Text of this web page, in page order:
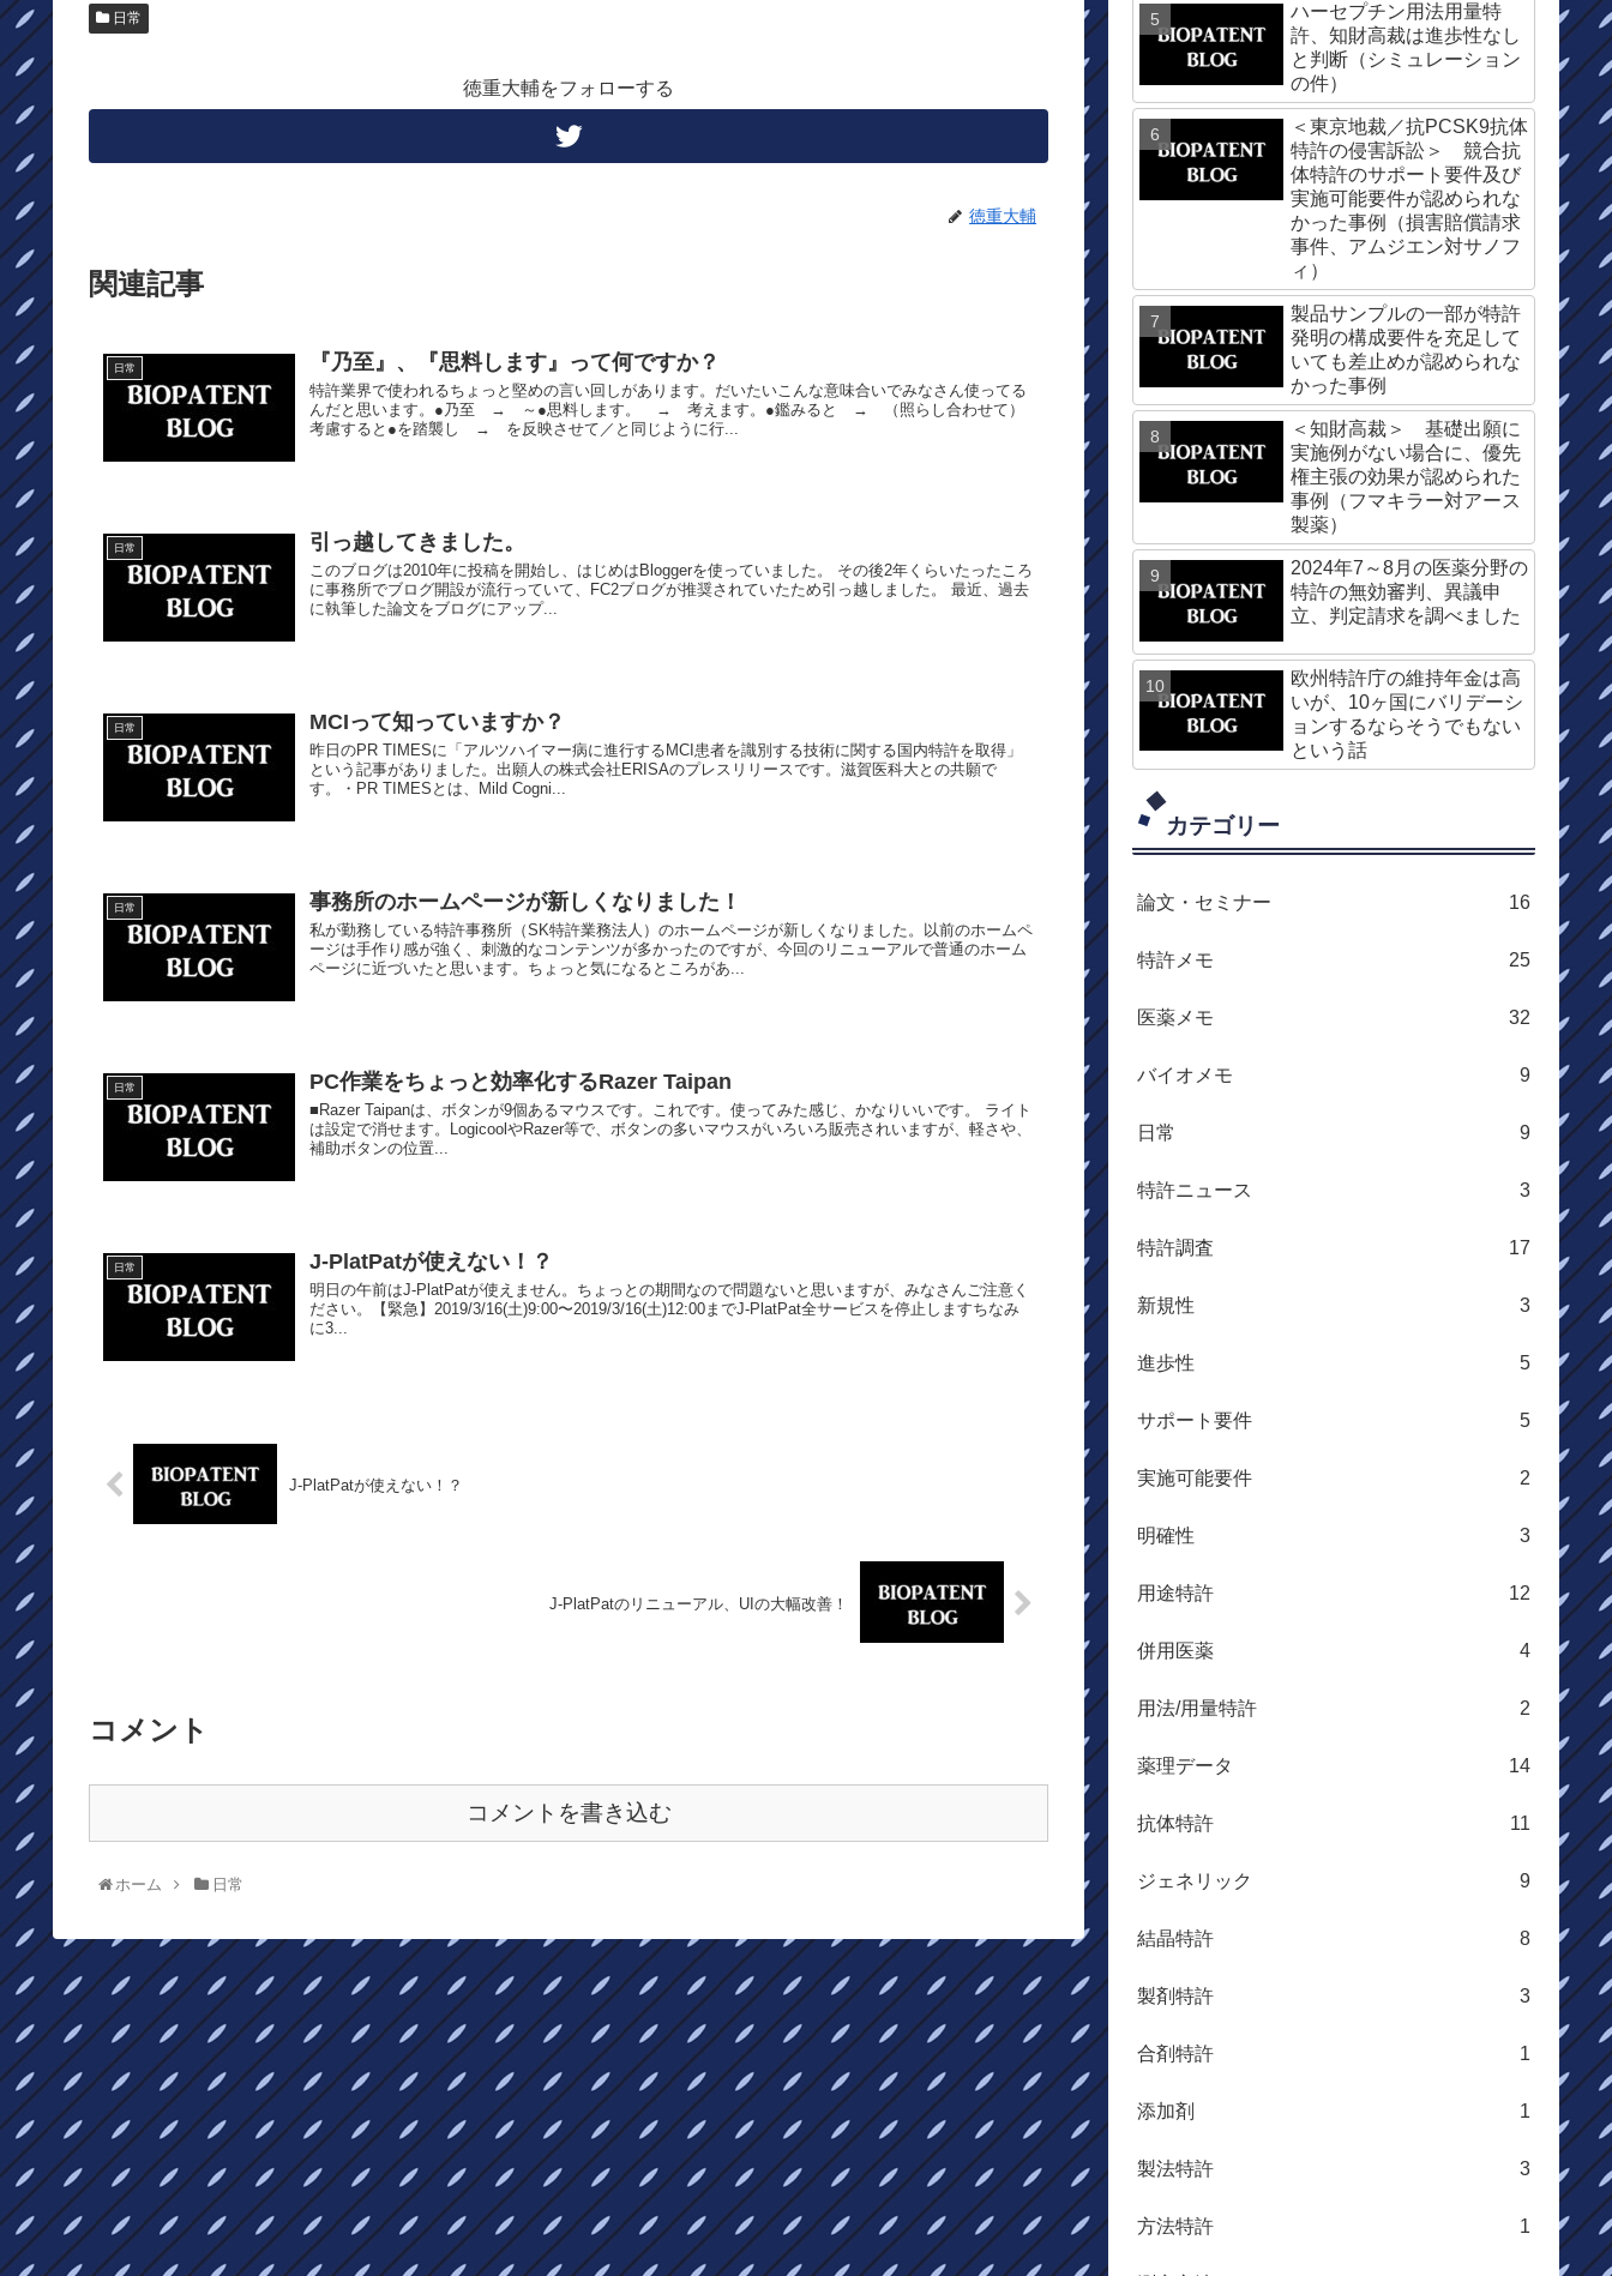
日常
徳重大輔をフォローする
徳重大輔
関連記事
日常 『乃至』、『思料します』って何ですか？
特許業界で使われるちょっと堅めの言い回しがあります。だいたいこんな意味合いでみなさん使ってる
んだと思います。●乃至 → ～●思料します。 → 考えます。●鑑みると → （照らし合わせて）
考慮すると●を踏襲し → を反映させて／と同じように行...
日常 引っ越してきました。
このブログは2010年に投稿を開始し、はじめはBloggerを使っていました。 その後2年くらいたったころ
に事務所でブログ開設が流行っていて、FC2ブログが推奨されていたため引っ越しました。 最近、過去
に執筆した論文をブログにアップ...
日常 MCIって知っていますか？
昨日のPR TIMESに「アルツハイマー病に進行するMCI患者を識別する技術に関する国内特許を取得」
という記事がありました。出願人の株式会社ERISAのプレスリリースです。滋賀医科大との共願で
す。・PR TIMESとは、Mild Cogni...
日常 事務所のホームページが新しくなりました！
私が勤務している特許事務所（SK特許業務法人）のホームページが新しくなりました。以前のホームペ
ージは手作り感が強く、刺激的なコンテンツが多かったのですが、今回のリニューアルで普通のホーム
ページに近づいたと思います。ちょっと気になるところがあ...
日常 PC作業をちょっと効率化するRazer Taipan
■Razer Taipanは、ボタンが9個あるマウスです。これです。使ってみた感じ、かなりいいです。 ライト
は設定で消せます。LogicoolやRazer等で、ボタンの多いマウスがいろいろ販売されいますが、軽さや、
補助ボタンの位置...
日常 J-PlatPatが使えない！？
明日の午前はJ-PlatPatが使えません。ちょっとの期間なので問題ないと思いますが、みなさんご注意く
ださい。【緊急】2019/3/16(土)9:00〜2019/3/16(土)12:00までJ-PlatPat全サービスを停止しますちなみ
に3...
J-PlatPatが使えない！？
J-PlatPatのリニューアル、UIの大幅改善！
コメント
コメントを書き込む
ホーム 日常
ハーセプチン用法用量特
許、知財高裁は進歩性なし
と判断（シミュレーション
の件）
＜東京地裁／抗PCSK9抗体
特許の侵害訴訟＞ 競合抗
体特許のサポート要件及び
実施可能要件が認められな
かった事例（損害賠償請求
事件、アムジエン対サノフ
ィ）
製品サンプルの一部が特許
発明の構成要件を充足して
いても差止めが認められな
かった事例
＜知財高裁＞ 基礎出願に
実施例がない場合に、優先
権主張の効果が認められた
事例（フマキラー対アース
製薬）
2024年7～8月の医薬分野の
特許の無効審判、異議申
立、判定請求を調べました
欧州特許庁の維持年金は高
いが、10ヶ国にバリデーシ
ョンするならそうでもない
という話
カテゴリー
論文・セミナー 16
特許メモ 25
医薬メモ 32
バイオメモ 9
日常 9
特許ニュース 3
特許調査 17
新規性 3
進歩性 5
サポート要件 5
実施可能要件 2
明確性 3
用途特許 12
併用医薬 4
用法/用量特許 2
薬理データ 14
抗体特許 11
ジェネリック 9
結晶特許 8
製剤特許 3
合剤特許 1
添加剤 1
製法特許 3
方法特許 1